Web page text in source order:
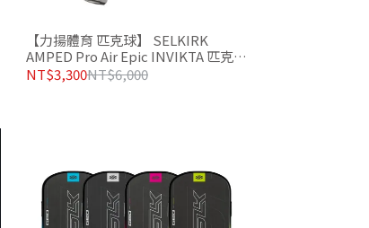
【力揚體育 匹克球】 SELKIRK
AMPED Pro Air Epic INVIKTA 匹克球
拍 經典紅
NT$3,300NT$6,000